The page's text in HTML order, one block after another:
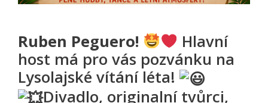
Ruben Peguero!
Hlavní
host má pro vás pozvánku na
Lysolajské vítání léta!
Divadlo, originalní tvůrci,